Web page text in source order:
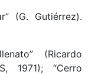
(G. Gutiérrez).
(Ricardo
1971); “Cerro